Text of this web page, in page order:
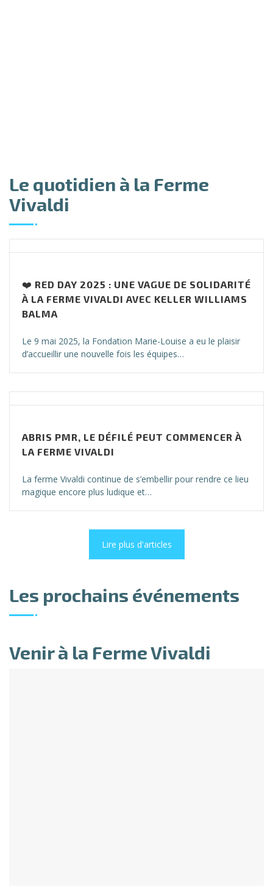
Le quotidien à la Ferme
Vivaldi
❤️ RED DAY 2025 : UNE VAGUE DE SOLIDARITÉ
À LA FERME VIVALDI AVEC KELLER WILLIAMS
BALMA
Le 9 mai 2025, la Fondation Marie-Louise a eu le plaisir
d’accueillir une nouvelle fois les équipes…
ABRIS PMR, LE DÉFILÉ PEUT COMMENCER À
LA FERME VIVALDI
La ferme Vivaldi continue de s’embellir pour rendre ce lieu
magique encore plus ludique et…
Lire plus d'articles
Les prochains événements
Venir à la Ferme Vivaldi